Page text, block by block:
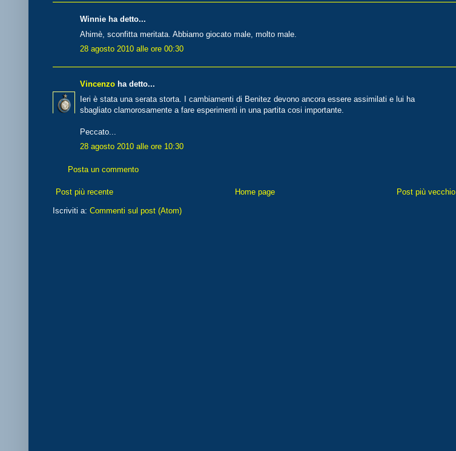
Winnie ha detto...
Ahimè, sconfitta meritata. Abbiamo giocato male, molto male.
28 agosto 2010 alle ore 00:30
Vincenzo ha detto...
Ieri è stata una serata storta. I cambiamenti di Benitez devono ancora essere assimilati e lui ha
sbagliato clamorosamente a fare esperimenti in una partita cosi importante.
Peccato...
28 agosto 2010 alle ore 10:30
Posta un commento
Post più recente Post più vecchio
Home page
Iscriviti a: Commenti sul post (Atom)